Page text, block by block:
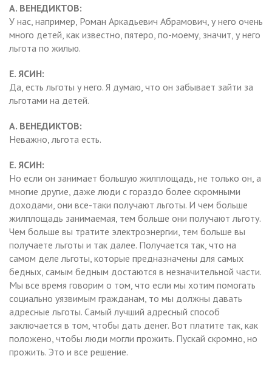
А. ВЕНЕДИКТОВ:
У нас, например, Роман Аркадьевич Абрамович, у него очень
много детей, как известно, пятеро, по-моему, значит, у него
льгота по жилью.
Е. ЯСИН:
Да, есть льготы у него. Я думаю, что он забывает зайти за
льготами на детей.
А. ВЕНЕДИКТОВ:
Неважно, льгота есть.
Е. ЯСИН:
Но если он занимает большую жилплощадь, не только он, а
многие другие, даже люди с гораздо более скромными
доходами, они все-таки получают льготы. И чем больше
жилплощадь занимаемая, тем больше они получают льготу.
Чем больше вы тратите электроэнергии, тем больше вы
получаете льготы и так далее. Получается так, что на
самом деле льготы, которые предназначены для самых
бедных, самым бедным достаются в незначительной части.
Мы все время говорим о том, что если мы хотим помогать
социально уязвимым гражданам, то мы должны давать
адресные льготы. Самый лучший адресный способ
заключается в том, чтобы дать денег. Вот платите так, как
положено, чтобы люди могли прожить. Пускай скромно, но
прожить. Это и все решение.